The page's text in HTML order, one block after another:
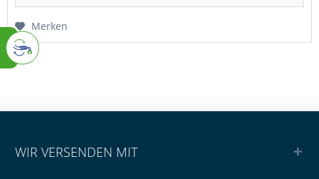
Merken
WIR VERSENDEN MIT